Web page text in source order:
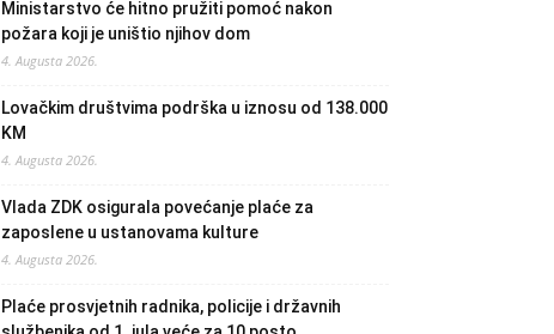
Ministarstvo će hitno pružiti pomoć nakon
požara koji je uništio njihov dom
4. Augusta 2026.
Lovačkim društvima podrška u iznosu od 138.000
KM
4. Augusta 2026.
Vlada ZDK osigurala povećanje plaće za
zaposlene u ustanovama kulture
4. Augusta 2026.
Plaće prosvjetnih radnika, policije i državnih